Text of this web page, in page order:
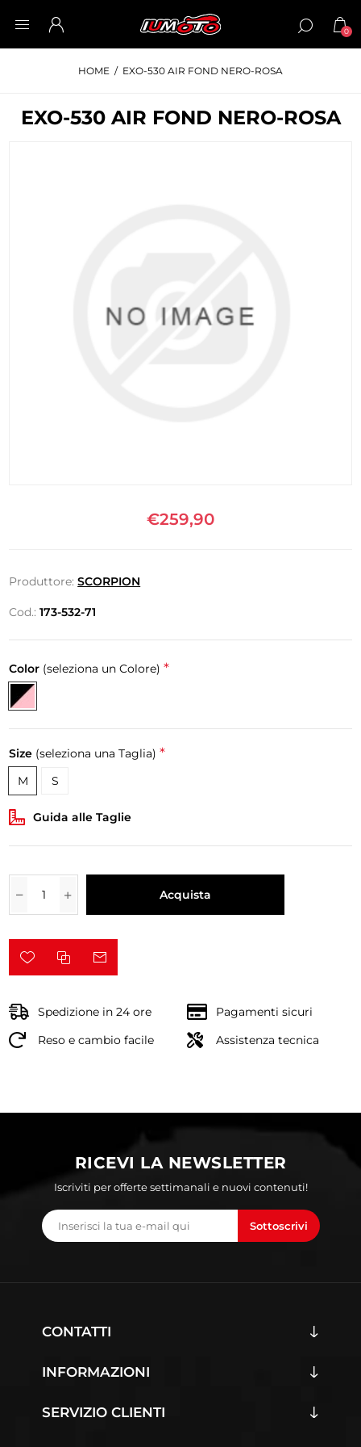
0
HOME / EXO-530 AIR FOND NERO-ROSA
EXO-530 AIR FOND NERO-ROSA
€259,90
Produttore: SCORPION
Cod.: 173-532-71
Color (seleziona un Colore) *
Size (seleziona una Taglia) *
M S
Guida alle Taglie
Acquista
Spedizione in 24 ore
Pagamenti sicuri
Reso e cambio facile
Assistenza tecnica
RICEVI LA NEWSLETTER
Iscriviti per offerte settimanali e nuovi contenuti!
Sottoscrivi
CONTATTI
INFORMAZIONI
SERVIZIO CLIENTI